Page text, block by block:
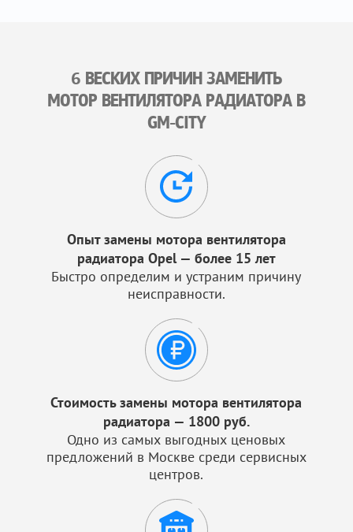
6 ВЕСКИХ ПРИЧИН ЗАМЕНИТЬ
МОТОР ВЕНТИЛЯТОРА РАДИАТОРА В
GM-CITY
Опыт замены мотора вентилятора
радиатора Opel — более 15 лет
Быстро определим и устраним причину
неисправности.
Стоимость замены мотора вентилятора
радиатора — 1800 руб.
Одно из самых выгодных ценовых
предложений в Москве среди сервисных
центров.